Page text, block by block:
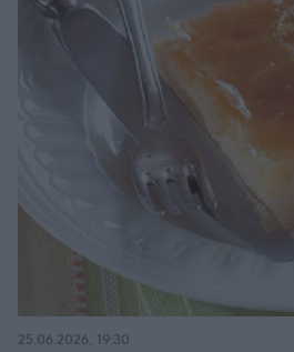
25.06.2026, 19:30